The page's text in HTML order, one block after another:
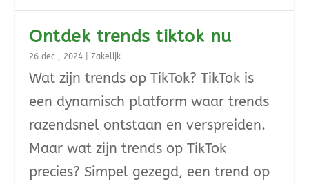
Ontdek trends tiktok nu
26 dec , 2024 |Zakelijk
Wat zijn trends op TikTok? TikTok is
een dynamisch platform waar trends
razendsnel ontstaan en verspreiden.
Maar wat zijn trends op TikTok
precies? Simpel gezegd, een trend op